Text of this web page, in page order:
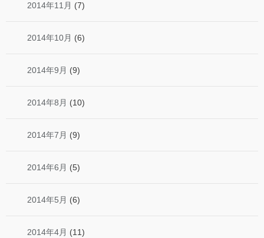
2014年11月 (7)
2014年10月 (6)
2014年9月 (9)
2014年8月 (10)
2014年7月 (9)
2014年6月 (5)
2014年5月 (6)
2014年4月 (11)